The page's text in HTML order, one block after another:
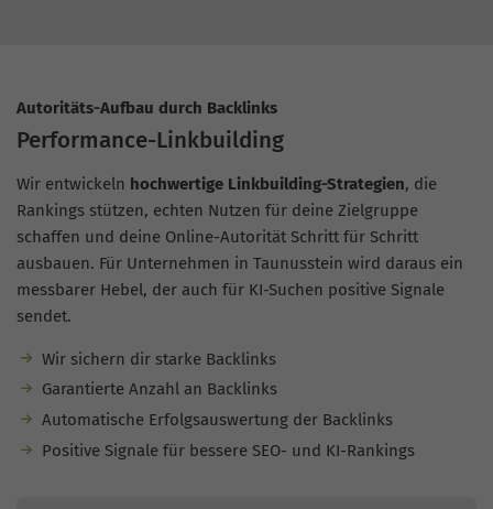
Autoritäts-Aufbau durch Backlinks
Performance-Linkbuilding
Wir entwickeln hochwertige Linkbuilding-Strategien, die
Rankings stützen, echten Nutzen für deine Zielgruppe
schaffen und deine Online-Autorität Schritt für Schritt
ausbauen. Für Unternehmen in Taunusstein wird daraus ein
messbarer Hebel, der auch für KI-Suchen positive Signale
sendet.
Wir sichern dir starke Backlinks
Garantierte Anzahl an Backlinks
Automatische Erfolgsauswertung der Backlinks
Positive Signale für bessere SEO- und KI-Rankings